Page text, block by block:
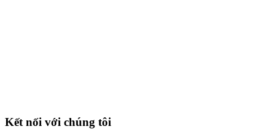
Kết nối với chúng tôi